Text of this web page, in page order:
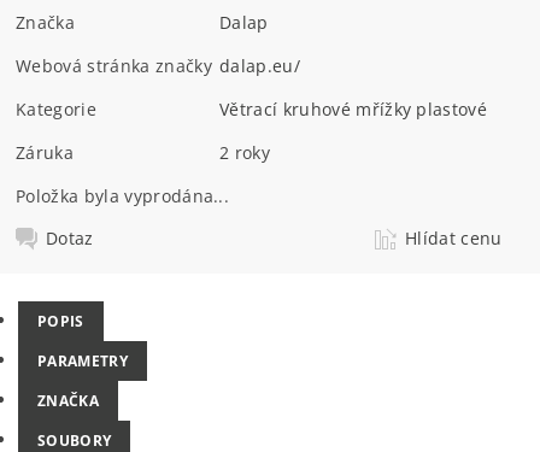
Značka
Dalap
Webová stránka značky dalap.eu/
Kategorie
Větrací kruhové mřížky plastové
Záruka
2 roky
Položka byla vyprodána...
Dotaz
Hlídat cenu
POPIS
PARAMETRY
ZNAČKA
SOUBORY